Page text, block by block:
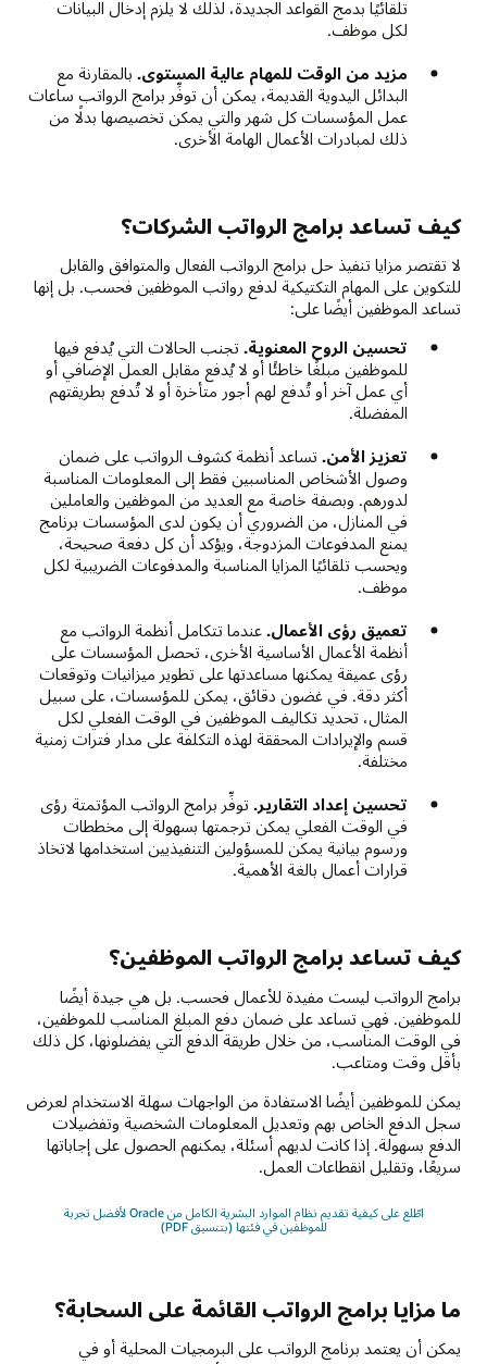
تلقائيًا بدمج القواعد الجديدة، لذلك لا يلزم إدخال البيانات
لكل موظف.
مزيد من الوقت للمهام عالية المستوى. بالمقارنة مع
البدائل اليدوية القديمة، يمكن أن توفِّر برامج الرواتب ساعات
عمل المؤسسات كل شهر والتي يمكن تخصيصها بدلًا من
ذلك لمبادرات الأعمال الهامة الأخرى.
كيف تساعد برامج الرواتب الشركات؟
لا تقتصر مزايا تنفيذ حل برامج الرواتب الفعال والمتوافق والقابل
للتكوين على المهام التكتيكية لدفع رواتب الموظفين فحسب. بل إنها
تساعد الموظفين أيضًا على:
تحسين الروح المعنوية. تجنب الحالات التي يُدفع فيها
للموظفين مبلغًا خاطئًا أو لا يُدفع مقابل العمل الإضافي أو
أي عمل آخر أو تُدفع لهم أجور متأخرة أو لا تُدفع بطريقتهم
المفضلة.
تعزيز الأمن. تساعد أنظمة كشوف الرواتب على ضمان
وصول الأشخاص المناسبين فقط إلى المعلومات المناسبة
لدورهم. وبصفة خاصة مع العديد من الموظفين والعاملين
في المنازل، من الضروري أن يكون لدى المؤسسات برنامج
يمنع المدفوعات المزدوجة، ويؤكد أن كل دفعة صحيحة،
ويحسب تلقائيًا المزايا المناسبة والمدفوعات الضريبية لكل
موظف.
تعميق رؤى الأعمال. عندما تتكامل أنظمة الرواتب مع
أنظمة الأعمال الأساسية الأخرى، تحصل المؤسسات على
رؤى عميقة يمكنها مساعدتها على تطوير ميزانيات وتوقعات
أكثر دقة. في غضون دقائق، يمكن للمؤسسات، على سبيل
المثال، تحديد تكاليف الموظفين في الوقت الفعلي لكل
قسم والإيرادات المحققة لهذه التكلفة على مدار فترات زمنية
مختلفة.
تحسين إعداد التقارير. توفِّر برامج الرواتب المؤتمتة رؤى
في الوقت الفعلي يمكن ترجمتها بسهولة إلى مخططات
ورسوم بيانية يمكن للمسؤولين التنفيذيين استخدامها لاتخاذ
قرارات أعمال بالغة الأهمية.
كيف تساعد برامج الرواتب الموظفين؟
برامج الرواتب ليست مفيدة للأعمال فحسب. بل هي جيدة أيضًا
للموظفين. فهي تساعد على ضمان دفع المبلغ المناسب للموظفين،
في الوقت المناسب، من خلال طريقة الدفع التي يفضلونها، كل ذلك
بأقل وقت ومتاعب.
يمكن للموظفين أيضًا الاستفادة من الواجهات سهلة الاستخدام لعرض
سجل الدفع الخاص بهم وتعديل المعلومات الشخصية وتفضيلات
الدفع بسهولة. إذا كانت لديهم أسئلة، يمكنهم الحصول على إجاباتها
سريعًا، وتقليل انقطاعات العمل.
اطّلع على كيفية تقديم نظام الموارد البشرية الكامل من Oracle لأفضل تجربة
للموظفين في فئتها (بتنسيق PDF)
ما مزايا برامج الرواتب القائمة على السحابة؟
يمكن أن يعتمد برنامج الرواتب على البرمجيات المحلية أو في